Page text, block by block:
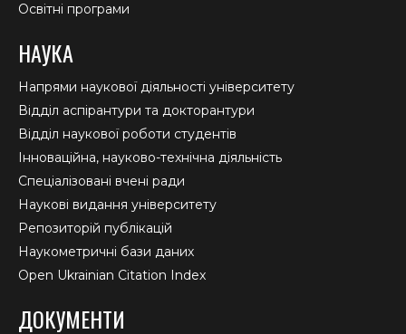
Освітні програми
НАУКА
Напрями наукової діяльності університету
Відділ аспірантури та докторантури
Відділ наукової роботи студентів
Інноваційна, науково-технічна діяльність
Спеціалізовані вчені ради
Наукові видання університету
Репозиторій публікацій
Наукометричні бази даних
Open Ukrainian Citation Index
ДОКУМЕНТИ